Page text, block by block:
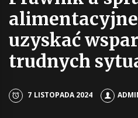
uzyskać
trudnych
7 LISTOPADA 2024